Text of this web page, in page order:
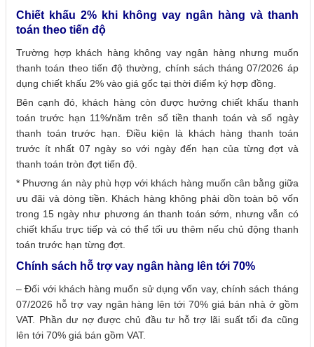
Chiết khấu 2% khi không vay ngân hàng và thanh
toán theo tiến độ
Trường hợp khách hàng không vay ngân hàng nhưng muốn
thanh toán theo tiến độ thường, chính sách tháng 07/2026 áp
dụng chiết khấu 2% vào giá gốc tại thời điểm ký hợp đồng.
Bên cạnh đó, khách hàng còn được hưởng chiết khấu thanh
toán trước hạn 11%/năm trên số tiền thanh toán và số ngày
thanh toán trước hạn. Điều kiện là khách hàng thanh toán
trước ít nhất 07 ngày so với ngày đến hạn của từng đợt và
thanh toán tròn đợt tiến độ.
* Phương án này phù hợp với khách hàng muốn cân bằng giữa
ưu đãi và dòng tiền. Khách hàng không phải dồn toàn bộ vốn
trong 15 ngày như phương án thanh toán sớm, nhưng vẫn có
chiết khấu trực tiếp và có thể tối ưu thêm nếu chủ động thanh
toán trước hạn từng đợt.
Chính sách hỗ trợ vay ngân hàng lên tới 70%
– Đối với khách hàng muốn sử dụng vốn vay, chính sách tháng
07/2026 hỗ trợ vay ngân hàng lên tới 70% giá bán nhà ở gồm
VAT. Phần dư nợ được chủ đầu tư hỗ trợ lãi suất tối đa cũng
lên tới 70% giá bán gồm VAT.